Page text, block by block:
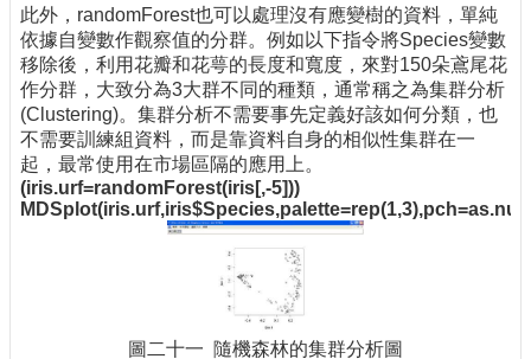
此外，randomForest也可以處理沒有應變樹的資料，單純
依據自變數作觀察值的分群。例如以下指令將Species變數
移除後，利用花瓣和花萼的長度和寬度，來對150朵鳶尾花
作分群，大致分為3大群不同的種類，通常稱之為集群分析
(Clustering)。集群分析不需要事先定義好該如何分類，也
不需要訓練組資料，而是靠資料自身的相似性集群在一
起，最常使用在市場區隔的應用上。
(iris.urf=randomForest(iris[,-5]))
圖二十一 隨機森林的集群分析圖